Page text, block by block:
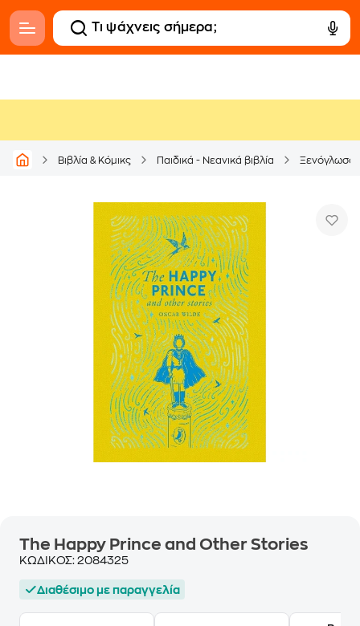
Βιβλία & Κόμικς Παιδικά - Νεανικά βιβλία
The Happy Prince and Other Stories
ΚΩΔΙΚΟΣ: 2084325
Διαθέσιμο με παραγγελία